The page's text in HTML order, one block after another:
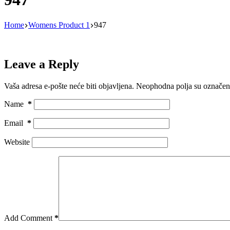
Home Womens Product 1 947
Leave a Reply
Vaša adresa e-pošte neće biti objavljena. Neophodna polja su
Name *
Email *
Website
Add Comment *